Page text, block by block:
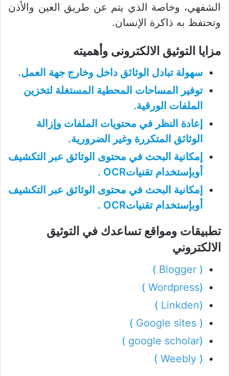
الشفهي، وخاصة الذي يتم عن طريق العين والأذن
وتحتفظ به ذاكرة الإنسان.
مزايا التوثيق الالكترونى وأهميته
سهولة تبادل الوثائق داخل وخارج جهة العمل.
توفير المساحات المحطية المستغلة لتخزين
الملفات الورقية.
إعادة النظر في محتويات الملفات وإزالة
الوثائق المتكررة وغير الضرورية.
إمكانية البحث في محتوى الوثائق عبر التكشيف
أوبإستخدام تقنياتOCR .
إمكانية البحث في محتوى الوثائق عبر التكشيف
أوبإستخدام تقنياتOCR .
تطبيقات ومواقع تساعدك في التوثيق
الالكتروني
(
Blogger
)
(
Wordpress
)
(
Linkden
)
(
Google sites
)
(
google scholar
)
(
Weebly
)